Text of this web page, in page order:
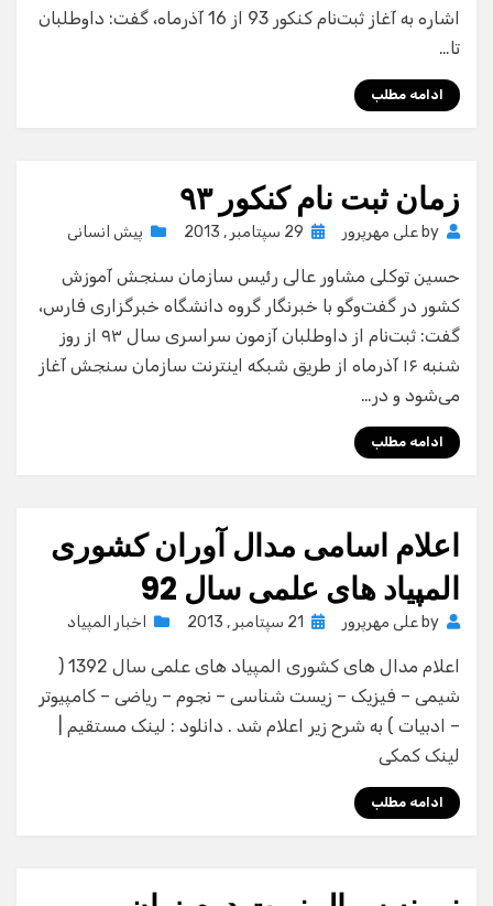
اشاره به آغاز ثبت‌نام کنکور 93 از 16 آذرماه، گفت: داوطلبان
تا…
ادامه مطلب
زمان ثبت نام کنکور ٩٣
by علی مهرپرور
Posted
29 سپتامبر , 2013 پیش انسانی
حسین توکلی مشاور عالی رئیس سازمان سنجش آموزش
کشور در گفت‌وگو با خبرنگار گروه دانشگاه خبرگزاری فارس،
گفت: ثبت‌نام از داوطلبان آزمون سراسری سال ۹۳ از روز
شنبه ۱۶ آذرماه از طریق شبکه اینترنت سازمان سنجش آغاز
می‌شود و در…
ادامه مطلب
اعلام اسامی مدال آوران کشوری
المپیاد های علمی سال 92
by علی مهرپرور
Posted
21 سپتامبر , 2013 اخبار المپیاد
اعلام مدال های کشوری المپیاد های علمی سال 1392 (
شیمی – فیزیک – زیست شناسی – نجوم – ریاضی – کامپیوتر
– ادبیات ) به شرح زیر اعلام شد . دانلود : لینک مستقیم |
لینک کمکی
ادامه مطلب